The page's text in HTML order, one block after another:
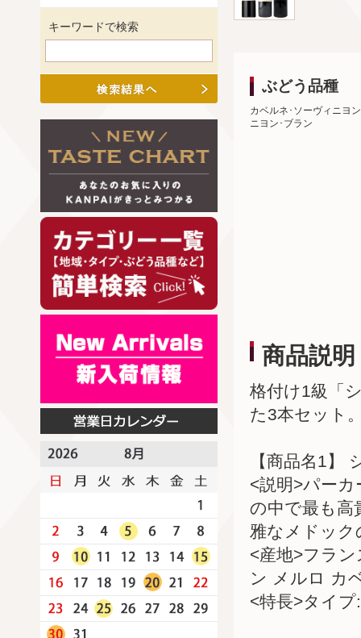
ぶどう品種
カベルネ･ソーヴィニヨ
ニヨン･ブラン
商品説明
格付け1級「
た3本セット
【商品名1】
<説明>パー
の中で最も高
雅なメドック
<産地>フラ
ン メルロ カ
<特長>タイ
キーワードで検索